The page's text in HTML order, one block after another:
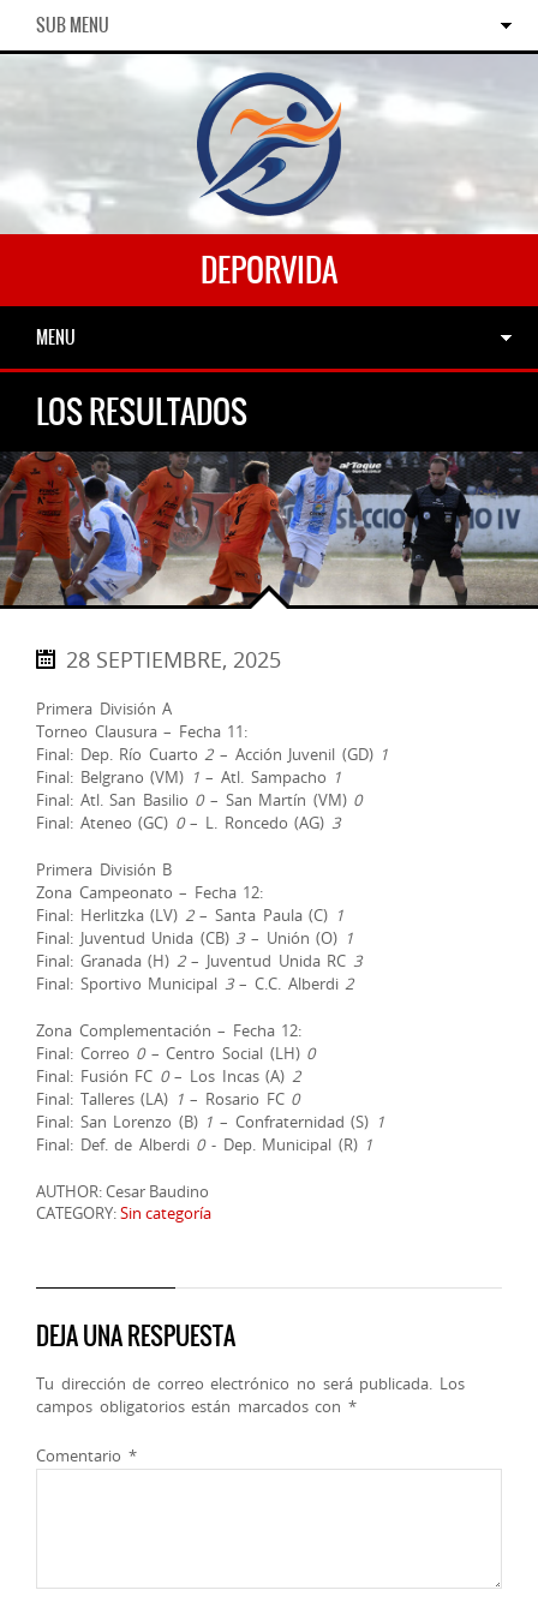
SUB MENU
DEPORVIDA
MENU
LOS RESULTADOS
28 SEPTIEMBRE, 2025
Primera División A
Torneo Clausura – Fecha 11:
Final: Dep. Río Cuarto2– Acción Juvenil (GD) 1
Final: Belgrano (VM) 1– Atl. Sampacho 1
Final: Atl. San Basilio 0– San Martín (VM) 0
Final: Ateneo (GC) 0– L. Roncedo (AG) 3
Primera División B
Zona Campeonato – Fecha 12:
Final: Herlitzka (LV) 2– Santa Paula (C) 1
Final: Juventud Unida (CB)3– Unión (O) 1
Final: Granada (H) 2– Juventud Unida RC 3
Final: Sportivo Municipal 3– C.C. Alberdi2
Zona Complementación – Fecha 12:
Final: Correo 0– Centro Social (LH) 0
Final: Fusión FC 0– Los Incas (A) 2
Final: Talleres (LA) 1– Rosario FC 0
Final: San Lorenzo (B) 1 – Confraternidad (S) 1
Final: Def. de Alberdi 0-⁠ Dep. Municipal (R) 1
AUTHOR: Cesar Baudino
CATEGORY:Sin categoría
DEJA UNA RESPUESTA
Tu dirección de correo electrónico no será publicada. Los
campos obligatorios están marcados con *
Comentario *